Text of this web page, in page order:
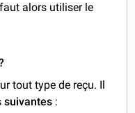
alors utiliser le
tout type de reçu. Il
suivantes :